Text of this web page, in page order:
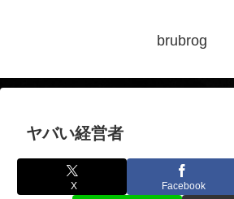
brubrog
ヤバい経営者
X Facebook